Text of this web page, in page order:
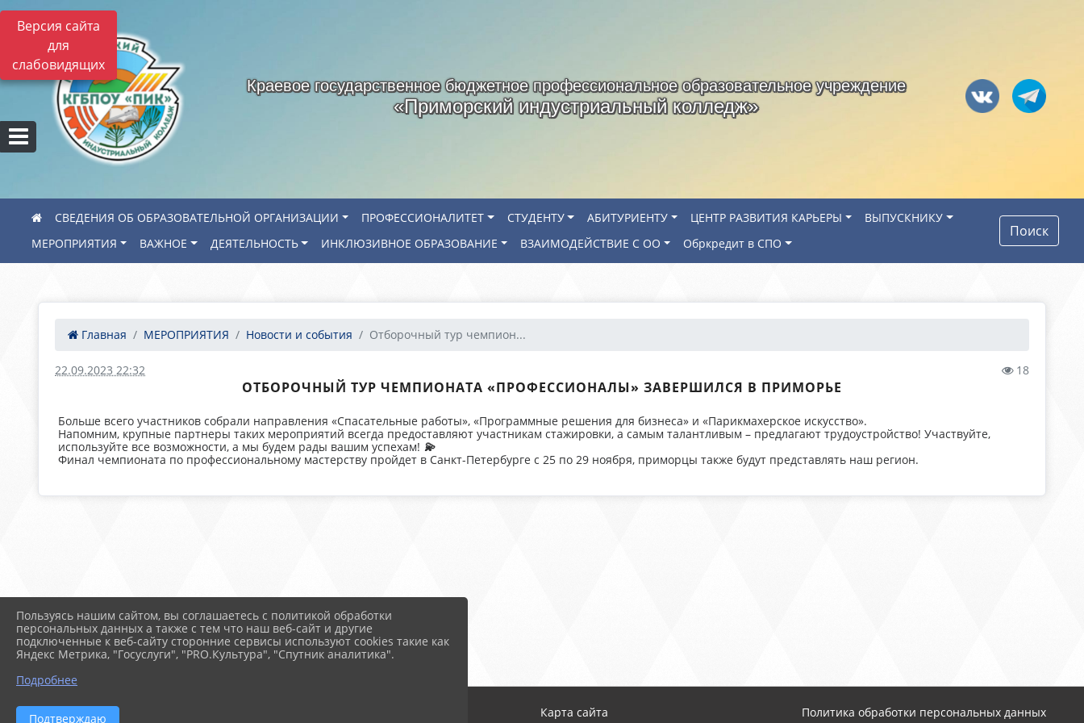
Версия сайта
для
слабовидящих
Краевое государственное бюджетное профессиональное образовательное учреждение
«Приморский индустриальный колледж»
СВЕДЕНИЯ ОБ ОБРАЗОВАТЕЛЬНОЙ ОРГАНИЗАЦИИ ПРОФЕССИОНАЛИТЕТ СТУДЕНТУ АБИТУРИЕНТУ ЦЕНТР РАЗВИТИЯ КАРЬЕРЫ
ВЫПУСКНИКУ
МЕРОПРИЯТИЯ
ВАЖНОЕ ДЕЯТЕЛЬНОСТЬ ИНКЛЮЗИВНОЕ ОБРАЗОВАНИЕ ВЗАИМОДЕЙСТВИЕ С ОО Обркредит в СПО
Поиск
Главная МЕРОПРИЯТИЯ Новости и события Отборочный тур чемпион...
22.09.2023 22:32 18
ОТБОРОЧНЫЙ ТУР ЧЕМПИОНАТА «ПРОФЕССИОНАЛЫ» ЗАВЕРШИЛСЯ В ПРИМОРЬЕ
Больше всего участников собрали направления «Спасательные работы», «Программные решения для бизнеса» и «Парикмахерское искусство».
Напомним, крупные партнеры таких мероприятий всегда предоставляют участникам стажировки, а самым талантливым – предлагают трудоустройство! Участвуйте,
используйте все возможности, а мы будем рады вашим успехам! 💫
Финал чемпионата по профессиональному мастерству пройдет в Санкт-Петербурге с 25 по 29 ноября, приморцы также будут представлять наш регион.
2026 г. arspik.ru Карта сайта Политика обработки персональных данных
Пользуясь нашим сайтом, вы соглашаетесь с политикой обработки
персональных данных а также с тем что наш веб-сайт и другие
подключенные к веб-сайту сторонние сервисы используют cookies такие как
Яндекс Метрика, "Госуслуги", "PRO.Культура", "Спутник аналитика".
Подробнее
Подтверждаю